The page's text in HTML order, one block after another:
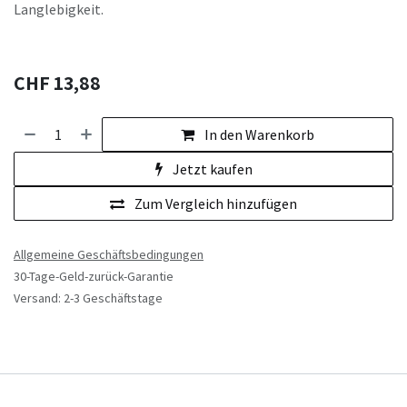
Langlebigkeit.
CHF 13,88
In den Warenkorb
Jetzt kaufen
Zum Vergleich hinzufügen
Allgemeine Geschäftsbedingungen
30-Tage-Geld-zurück-Garantie
Versand: 2-3 Geschäftstage